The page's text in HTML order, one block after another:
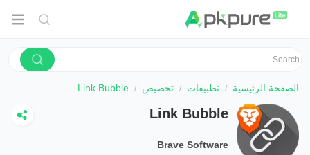
الصفحة الرئيسية تطبيقات تخصيص Link Bubble
Link Bubble
Brave Software